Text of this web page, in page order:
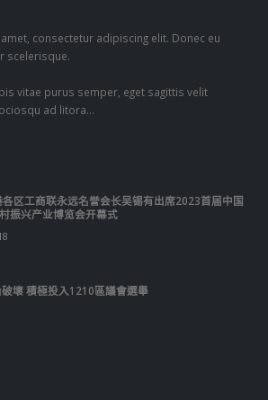
consectetur adipiscing elit. Donec eu
scelerisque.
vitae purus semper, eget sagittis velit
ad litora…
区工商联永远名誉会长吴锡有出席2023首届中国
振兴产业博览会开幕式
壞 積極投入1210區議會選舉